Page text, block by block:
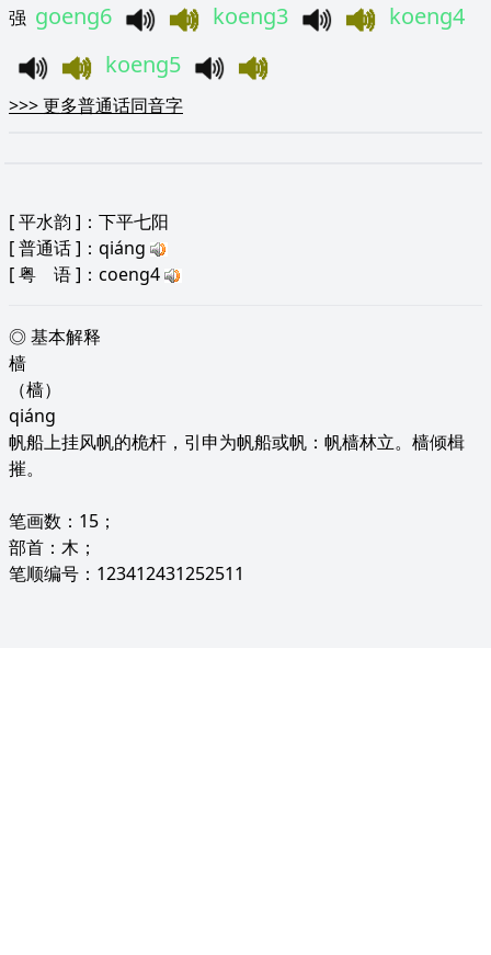
强 goeng6 koeng3
koeng4
koeng5
>>>更多普通话同音字
[平水韵 ]：下平七阳
[普通话]：qiáng
[粤 语]：coeng4
◎ 基本解释
樯
（樯）
qiáng
帆船上挂风帆的桅杆，引申为帆船或帆：帆樯林立。樯倾楫
摧。
笔画数：15；
部首：木；
笔顺编号：123412431252511